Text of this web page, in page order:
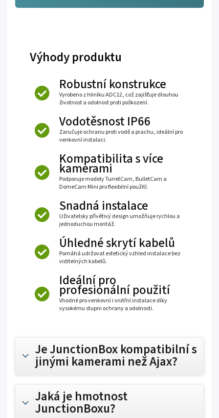
Výhody produktu
Robustní konstrukce
Vyrobeno z hliníku ADC12, což zajišťuje dlouhou
životnost a odolnost proti poškození.
Vodotěsnost IP66
Zaručuje ochranu proti vodě a prachu, ideální pro
venkovní instalaci.
Kompatibilita s více
kamerami
Podporuje modely TurretCam, BulletCam a
DomeCam Mini pro flexibilní použití.
Snadná instalace
Uživatelsky přívětivý design umožňuje rychlou a
jednoduchou montáž.
Úhledné skrytí kabelů
Pomáhá udržovat estetický vzhled instalace bez
viditelných kabelů.
Ideální pro
profesionální použití
Vhodné pro venkovní i vnitřní instalace díky
vysokému stupni ochrany a odolnosti.
Je JunctionBox kompatibilní s
jinými kamerami než Ajax?
Jaká je hmotnost
JunctionBoxu?